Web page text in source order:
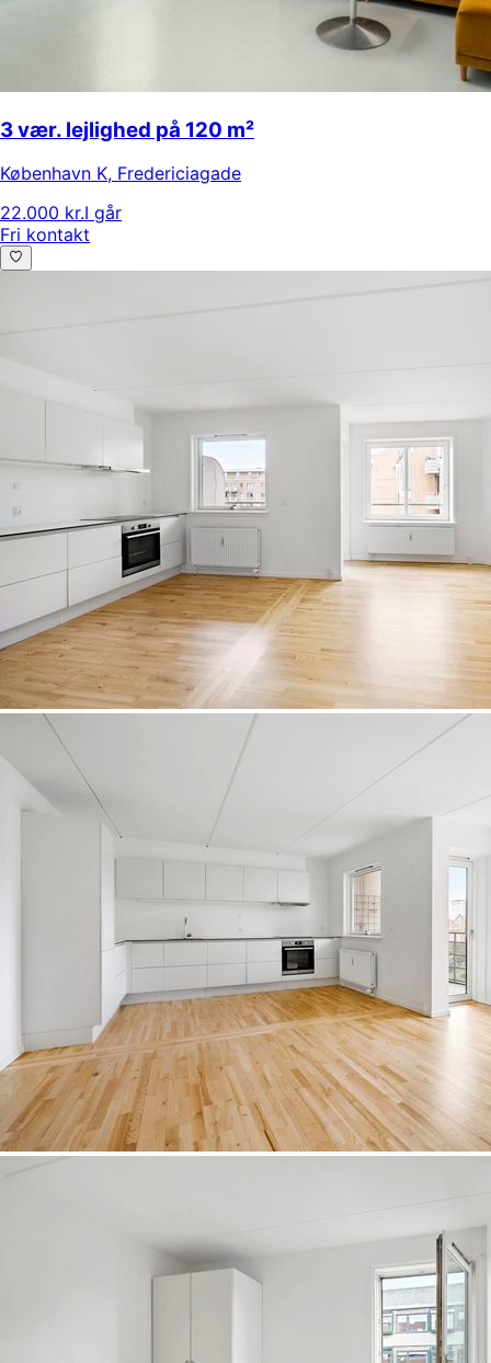
3 vær. lejlighed på 120 m²
København K, Fredericiagade
22.000 kr.I går
Fri kontakt